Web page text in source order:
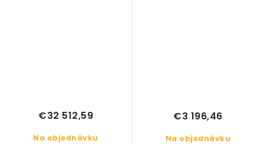
Na objednávku
€32 512,59
Na objednávku
€3 196,46